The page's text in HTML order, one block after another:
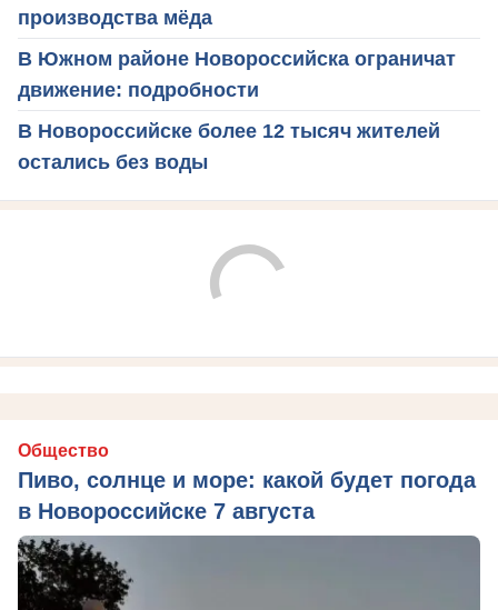
производства мёда
В Южном районе Новороссийска ограничат
движение: подробности
В Новороссийске более 12 тысяч жителей
остались без воды
Общество
Пиво, солнце и море: какой будет погода
в Новороссийске 7 августа